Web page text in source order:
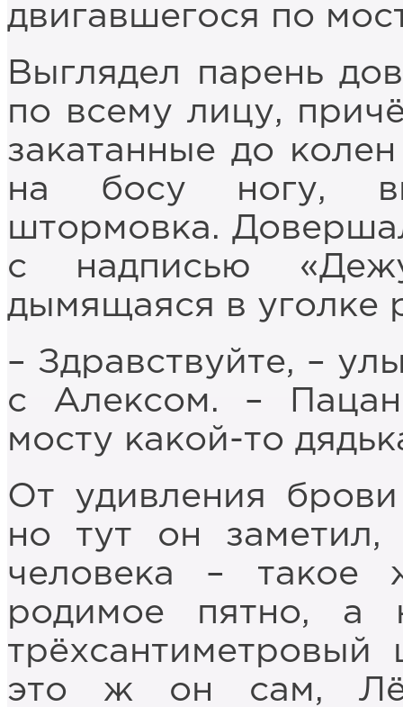
двигавшегося по
Выглядел парень
по всему лицу,
закатанные до
на босу ногу,
штормовка.
с надписью
дымящаяся в уголке
– Здравствуйте, –
с Алексом. –
мосту какой-то
От удивления
но тут он
человека – такое
родимое пятно, а
это ж он сам,